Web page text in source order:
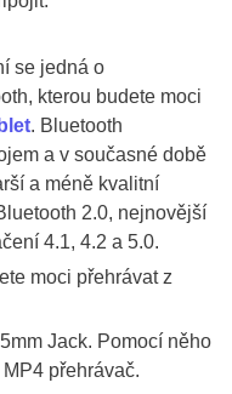
se jedná o
kterou budete moci
. Bluetooth
a v současné době
a méně kvalitní
2.0, nejnovější
4.1, 4.2 a 5.0.
moci přehrávat z
Jack. Pomocí něho
přehrávač.